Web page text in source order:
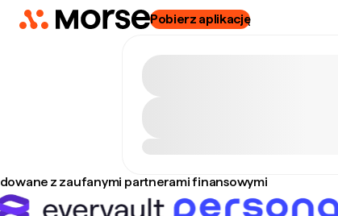
Pobierz aplikację
z zaufanymi partnerami finansowymi